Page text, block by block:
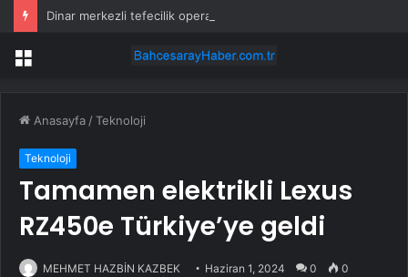
Dinar merkezli tefecilik operasyonu: 4 kişi tutuklandı
Menü
Anasayfa /Teknoloji
Teknoloji
Tamamen elektrikli Lexus
RZ450e Türkiye’ye geldi
MEHMET HAZBİN KAZBEK Haziran 1, 2024 0 0